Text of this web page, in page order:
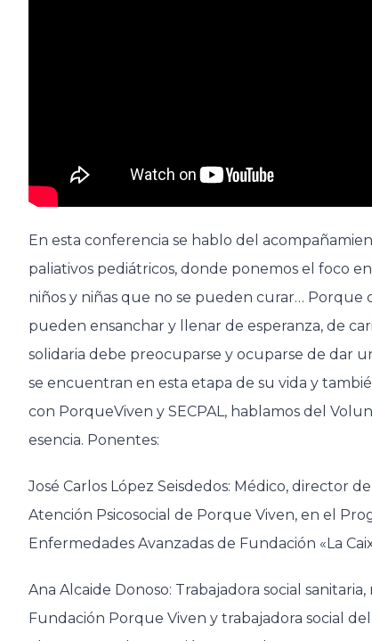
En esta conferencia se hablo del
paliativos pediátricos, donde ponemos el foco
niños y niñas que no se pueden curar… Porque
pueden ensanchar y llenar de esperanza, de
solidaria debe preocuparse y ocuparse de dar
se encuentran en esta etapa de su vida y
con PorqueViven y SECPAL, hablamos del
esencia. Ponentes:
José Carlos López Seisdedos: Médico, director
Atención Psicosocial de Porque Viven, en el
Enfermedades Avanzadas de Fundación «La
Ana Alcaide Donoso: Trabajadora social
Fundación Porque Viven y trabajadora social